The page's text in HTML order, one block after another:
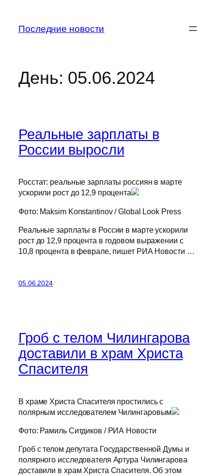
содержимому
Последние новости
День: 05.06.2024
Реальные зарплаты в
России выросли
Росстат: реальные зарплаты россиян в марте
ускорили рост до 12,9 процента
Фото: Maksim Konstantinov / Global Look Press
Реальные зарплаты в России в марте ускорили
рост до 12,9 процента в годовом выражении с
10,8 процента в феврале, пишет РИА Новости …
05.06.2024
Гроб с телом Чилингарова
доставили в храм Христа
Спасителя
В храме Христа Спасителя простились с
полярным исследователем Чилингаровым
Фото: Рамиль Ситдиков / РИА Новости
Гроб с телом депутата Государственной Думы и
полярного исследователя Артура Чилингарова
доставили в храм Христа Спасителя. Об этом